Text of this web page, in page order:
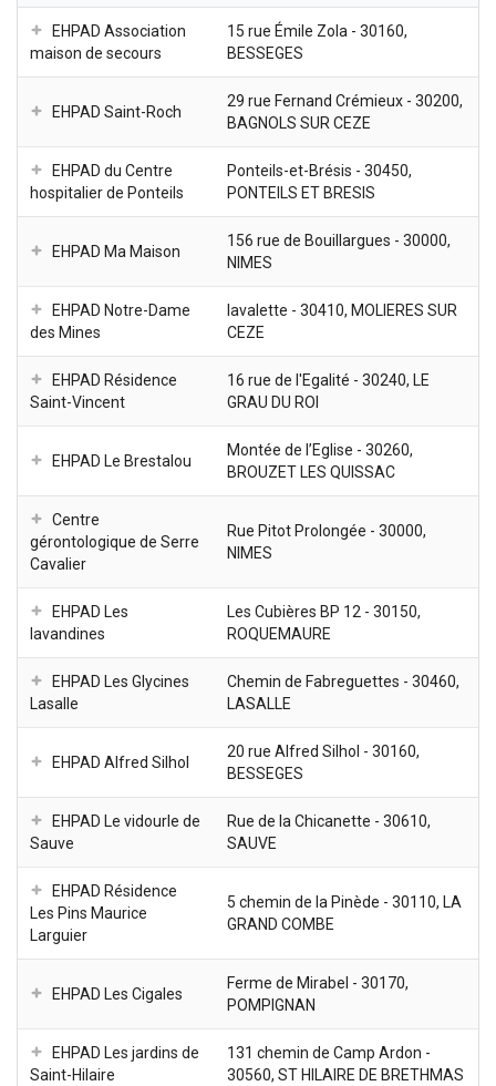
EHPAD Association
maison de secours
15 rue Émile Zola - 30160,
BESSEGES
EHPAD Saint-Roch
29 rue Fernand Crémieux - 30200,
BAGNOLS SUR CEZE
EHPAD du Centre
hospitalier de Ponteils
Ponteils-et-Brésis - 30450,
PONTEILS ET BRESIS
EHPAD Ma Maison
156 rue de Bouillargues - 30000,
NIMES
EHPAD Notre-Dame
des Mines
lavalette - 30410, MOLIERES SUR
CEZE
EHPAD Résidence
Saint-Vincent
16 rue de l'Egalité - 30240, LE
GRAU DU ROI
EHPAD Le Brestalou
Montée de l’Eglise - 30260,
BROUZET LES QUISSAC
Centre
gérontologique de Serre
Cavalier
Rue Pitot Prolongée - 30000,
NIMES
EHPAD Les
lavandines
Les Cubières BP 12 - 30150,
ROQUEMAURE
EHPAD Les Glycines
Lasalle
Chemin de Fabreguettes - 30460,
LASALLE
EHPAD Alfred Silhol
20 rue Alfred Silhol - 30160,
BESSEGES
EHPAD Le vidourle de
Sauve
Rue de la Chicanette - 30610,
SAUVE
EHPAD Résidence
Les Pins Maurice
Larguier
5 chemin de la Pinède - 30110, LA
GRAND COMBE
EHPAD Les Cigales
Ferme de Mirabel - 30170,
POMPIGNAN
EHPAD Les jardins de
Saint-Hilaire
131 chemin de Camp Ardon -
30560, ST HILAIRE DE BRETHMAS